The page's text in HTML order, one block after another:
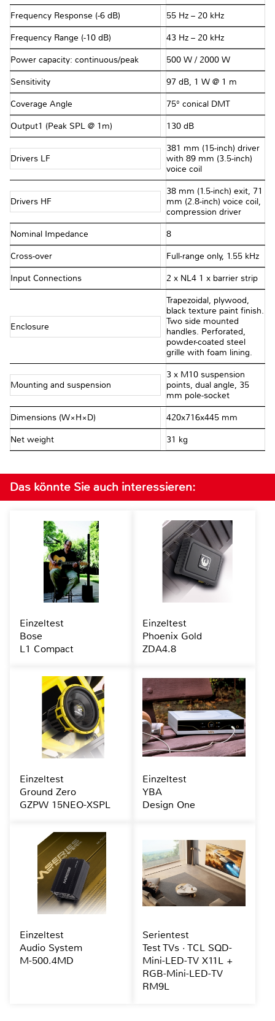
Frequency Response (-6 dB) 55 Hz – 20 kHz
Frequency Range (-10 dB) 43 Hz – 20 kHz
Power capacity: continuous/peak 500 W / 2000 W
Sensitivity 97 dB, 1 W @ 1 m
Coverage Angle 75° conical DMT
Output1 (Peak SPL @ 1m) 130 dB
Drivers LF
381 mm (15-inch) driver
with 89 mm (3.5-inch)
voice coil
Drivers HF
38 mm (1.5-inch) exit, 71
mm (2.8-inch) voice coil,
compression driver
Nominal Impedance 8Ω
Cross-over Full-range only, 1.55 kHz
Input Connections 2 x NL4 1 x barrier strip
Enclosure
Trapezoidal, plywood,
black texture paint finish.
Two side mounted
handles. Perforated,
powder-coated steel
grille with foam lining.
Mounting and suspension
3 x M10 suspension
points, dual angle, 35
mm pole-socket
Dimensions (W×H×D) 420x716x445 mm
Net weight 31 kg
Das könnte Sie auch interessieren:
Einzeltest
Bose
L1 Compact
Einzeltest
Phoenix Gold
ZDA4.8
Einzeltest
Ground Zero
GZPW 15NEO-XSPL
Einzeltest
YBA
Design One
Einzeltest
Audio System
M-500.4MD
Serientest
Test TVs · TCL SQD-
Mini-LED-TV X11L +
RGB-Mini-LED-TV
RM9L